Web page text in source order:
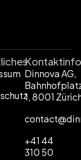
Dinnova AG,
1, 8001
+41 44
310 50